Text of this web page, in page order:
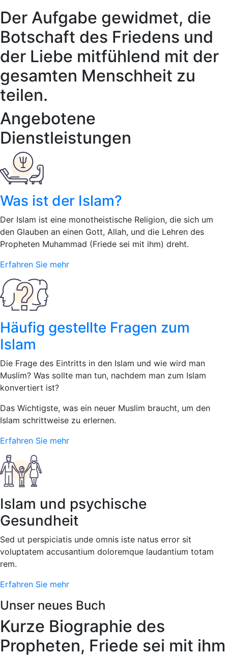
Der Aufgabe gewidmet, die
Botschaft des Friedens und
der Liebe mitfühlend mit der
gesamten Menschheit zu
teilen.
Angebotene
Dienstleistungen
Was ist der Islam?
Der Islam ist eine monotheistische Religion, die sich um
den Glauben an einen Gott, Allah, und die Lehren des
Propheten Muhammad (Friede sei mit ihm) dreht.
Erfahren Sie mehr
Häufig gestellte Fragen zum
Islam
Die Frage des Eintritts in den Islam und wie wird man
Muslim? Was sollte man tun, nachdem man zum Islam
konvertiert ist?
Das Wichtigste, was ein neuer Muslim braucht, um den
Islam schrittweise zu erlernen.
Erfahren Sie mehr
Islam und psychische
Gesundheit
Sed ut perspiciatis unde omnis iste natus error sit
voluptatem accusantium doloremque laudantium totam
rem.
Erfahren Sie mehr
Unser neues Buch
Kurze Biographie des
Propheten, Friede sei mit ihm